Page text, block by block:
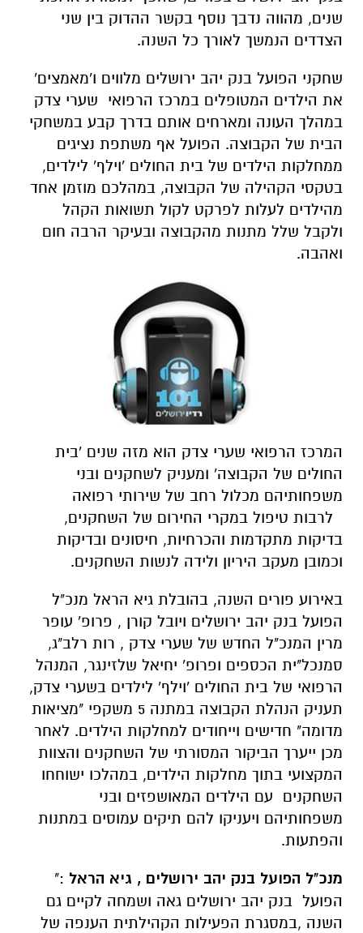
שנים, מהווה נדבך נוסף בקשר ההדוק בין שני
הצדדים הנמשך לאורך כל השנה.
שחקני הפועל בנק יהב ירושלים מלווים ו'מאמצים'
את הילדים המטופלים במרכז הרפואי שערי צדק
במהלך העונה ומארחים אותם בדרך קבע במשחקי
הבית של הקבוצה. הפועל אף משתפת נציגים
ממחלקות הילדים של בית החולים 'וילף' לילדים,
בטקסי הקהילה של הקבוצה, במהלכם מוזמן אחד
מהילדים לעלות לפרקט לקול תשואות הקהל
ולקבל שלל מתנות מהקבוצה ובעיקר הרבה חום
ואהבה.
המרכז הרפואי שערי צדק הוא מזה שנים 'בית
החולים של הקבוצה' ומעניק לשחקנים ובני
משפחותיהם מכלול רחב של שירותי רפואה
לרבות טיפול במקרי החירום של השחקנים,
בדיקות מתקדמות והכרחיות, חיסונים ובדיקות
וכמובן מעקב היריון ולידה לנשות השחקנים.
באירוע פורים השנה, בהובלת גיא הראל מנכ"ל
הפועל בנק יהב ירושלים ויובל קורן , פרופ' עופר
מרין המנכ"ל החדש של שערי צדק , רות רלב"ג,
סמנכל"ית הכספים ופרופ' יחיאל שלזינגר, המנהל
הרפואי של בית החולים 'וילף' לילדים בשערי צדק,
תעניק הנהלת הקבוצה במתנה 5 משקפי "מציאות
מדומה" חדישים וייחודים למחלקות הילדים. לאחר
מכן ייערך הביקור המסורתי של השחקנים והצוות
המקצועי בתוך מחלקות הילדים, במהלכו ישוחחו
השחקנים עם הילדים המאושפזים ובני
משפחותיהם ויעניקו להם תיקים עמוסים במתנות
והפתעות.
מנכ"ל הפועל בנק יהב ירושלים , גיא הראל :"
הפועל בנק יהב ירושלים גאה ושמחה לקיים גם
השנה ,במסגרת הפעילות הקהילתית הענפה של